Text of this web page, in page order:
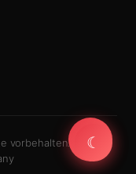
vorbehalten.
☾
☾